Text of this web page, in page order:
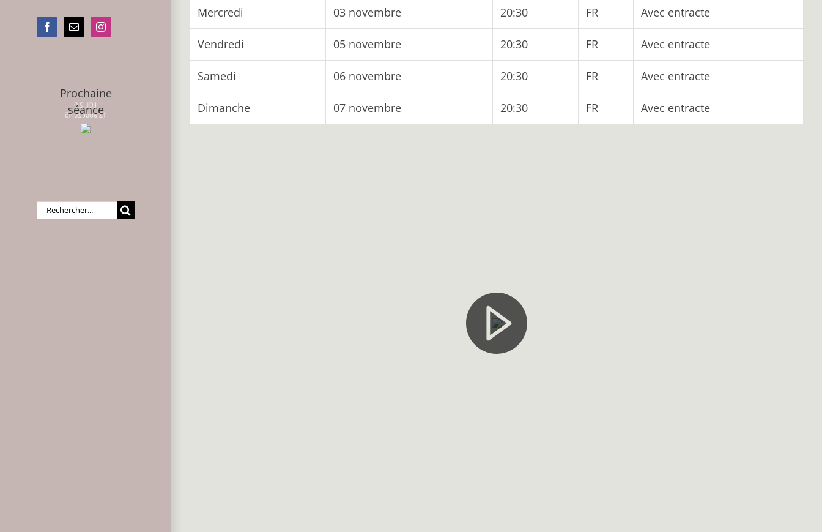
FacebookEmail Instagram
Prochaine
séance
LOL 2.0
12 août 20:45
Rechercher:
Mercredi 03 novembre 20:30 FR Avec entracte
Vendredi 05 novembre 20:30 FR Avec entracte
Samedi 06 novembre 20:30 FR Avec entracte
Dimanche 07 novembre 20:30 FR Avec entracte